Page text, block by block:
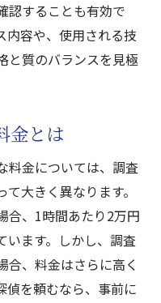
認することも有効で
内容や、使用される技
と質のバランスを見極
金とは
料金については、調査
大きく異なります。
合、1時間あたり2万円
います。しかし、調査
合、料金はさらに高く
偵を頼むなら、事前に